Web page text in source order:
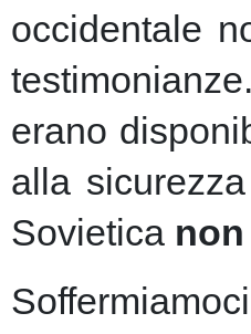
occidentale
erano
alla
Sovietica non